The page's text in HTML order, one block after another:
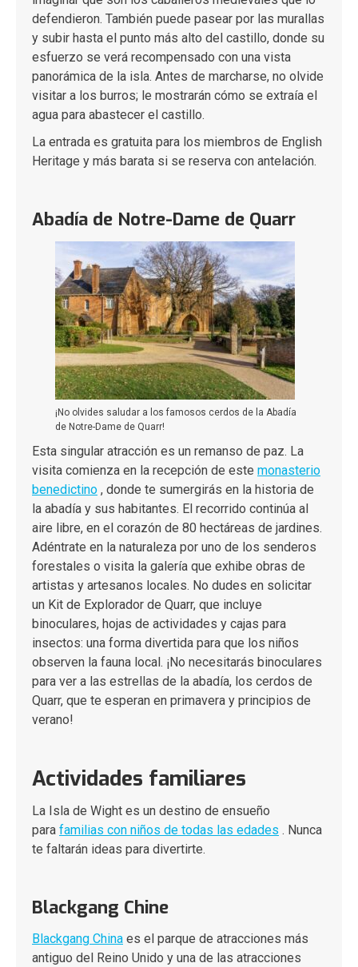
defendieron. También puede pasear por las murallas
y subir hasta el punto más alto del castillo, donde su
esfuerzo se verá recompensado con una vista
panorámica de la isla. Antes de marcharse, no olvide
visitar a los burros; le mostrarán cómo se extraía el
agua para abastecer el castillo.
La entrada es gratuita para los miembros de English
Heritage y más barata si se reserva con antelación.
Abadía de Notre-Dame de Quarr
¡No olvides saludar a los famosos cerdos de la Abadía
de Notre-Dame de Quarr!
Esta singular atracción es un remanso de paz. La
visita comienza en la recepción de este monasterio
benedictino , donde te sumergirás en la historia de
la abadía y sus habitantes. El recorrido continúa al
aire libre, en el corazón de 80 hectáreas de jardines.
Adéntrate en la naturaleza por uno de los senderos
forestales o visita la galería que exhibe obras de
artistas y artesanos locales. No dudes en solicitar
un Kit de Explorador de Quarr, que incluye
binoculares, hojas de actividades y cajas para
insectos: una forma divertida para que los niños
observen la fauna local. ¡No necesitarás binoculares
para ver a las estrellas de la abadía, los cerdos de
Quarr, que te esperan en primavera y principios de
verano!
Actividades familiares
La Isla de Wight es un destino de ensueño
para familias con niños de todas las edades . Nunca
te faltarán ideas para divertirte.
Blackgang Chine
Blackgang China es el parque de atracciones más
antiguo del Reino Unido y una de las atracciones